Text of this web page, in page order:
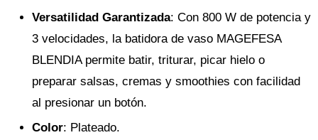
Versatilidad Garantizada: Con 800 W de potencia y
3 velocidades, la batidora de vaso MAGEFESA
BLENDIA permite batir, triturar, picar hielo o
preparar salsas, cremas y smoothies con facilidad
al presionar un botón.
Color: Plateado.